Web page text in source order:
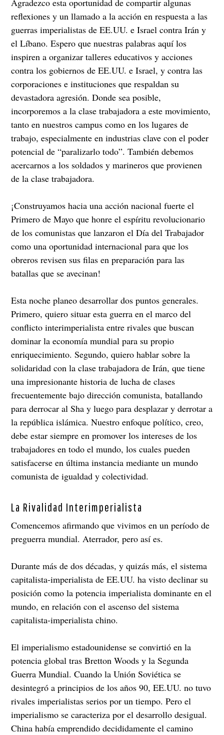
reflexiones y un llamado a la acción en respuesta a las
guerras imperialistas de EE.UU. e Israel contra Irán y
el Líbano. Espero que nuestras palabras aquí los
inspiren a organizar talleres educativos y acciones
contra los gobiernos de EE.UU. e Israel, y contra las
corporaciones e instituciones que respaldan su
devastadora agresión. Donde sea posible,
incorporemos a la clase trabajadora a este movimiento,
tanto en nuestros campus como en los lugares de
trabajo, especialmente en industrias clave con el poder
potencial de “paralizarlo todo”. También debemos
acercarnos a los soldados y marineros que provienen
de la clase trabajadora.
¡Construyamos hacia una acción nacional fuerte el
Primero de Mayo que honre el espíritu revolucionario
de los comunistas que lanzaron el Día del Trabajador
como una oportunidad internacional para que los
obreros revisen sus filas en preparación para las
batallas que se avecinan!
Esta noche planeo desarrollar dos puntos generales.
Primero, quiero situar esta guerra en el marco del
conflicto interimperialista entre rivales que buscan
dominar la economía mundial para su propio
enriquecimiento. Segundo, quiero hablar sobre la
solidaridad con la clase trabajadora de Irán, que tiene
una impresionante historia de lucha de clases
frecuentemente bajo dirección comunista, batallando
para derrocar al Sha y luego para desplazar y derrotar a
la república islámica. Nuestro enfoque político, creo,
debe estar siempre en promover los intereses de los
trabajadores en todo el mundo, los cuales pueden
satisfacerse en última instancia mediante un mundo
comunista de igualdad y colectividad.
La Rivalidad Interimperialista
Comencemos afirmando que vivimos en un período de
preguerra mundial. Aterrador, pero así es.
Durante más de dos décadas, y quizás más, el sistema
capitalista-imperialista de EE.UU. ha visto declinar su
posición como la potencia imperialista dominante en el
mundo, en relación con el ascenso del sistema
capitalista-imperialista chino.
El imperialismo estadounidense se convirtió en la
potencia global tras Bretton Woods y la Segunda
Guerra Mundial. Cuando la Unión Soviética se
desintegró a principios de los años 90, EE.UU. no tuvo
rivales imperialistas serios por un tiempo. Pero el
imperialismo se caracteriza por el desarrollo desigual.
China había emprendido decididamente el camino